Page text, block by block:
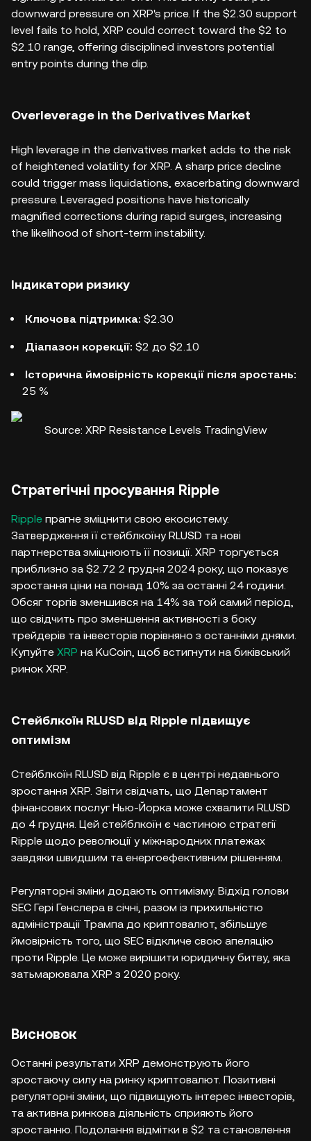
downward pressure on XRP's price. If the $2.30 support
level fails to hold, XRP could correct toward the $2 to
$2.10 range, offering disciplined investors potential
entry points during the dip.
Overleverage in the Derivatives Market
High leverage in the derivatives market adds to the risk
of heightened volatility for XRP. A sharp price decline
could trigger mass liquidations, exacerbating downward
pressure. Leveraged positions have historically
magnified corrections during rapid surges, increasing
the likelihood of short-term instability.
Індикатори ризику
Ключова підтримка: $2.30
Діапазон корекції: $2 до $2.10
Історична ймовірність корекції після зростань:
25 %
Source: XRP Resistance Levels TradingView
Стратегічні просування Ripple
Ripple прагне зміцнити свою екосистему.
Затвердження її стейблкоїну RLUSD та нові
партнерства зміцнюють її позиції. XRP торгується
приблизно за $2.72 2 грудня 2024 року, що показує
зростання ціни на понад 10% за останні 24 години.
Обсяг торгів зменшився на 14% за той самий період,
що свідчить про зменшення активності з боку
трейдерів та інвесторів порівняно з останніми днями.
Купуйте XRP на KuCoin, щоб встигнути на биківський
ринок XRP.
Стейблкоїн RLUSD від Ripple підвищує
оптимізм
Стейблкоїн RLUSD від Ripple є в центрі недавнього
зростання XRP. Звіти свідчать, що Департамент
фінансових послуг Нью-Йорка може схвалити RLUSD
до 4 грудня. Цей стейблкоїн є частиною стратегії
Ripple щодо революції у міжнародних платежах
завдяки швидшим та енергоефективним рішенням.
Регуляторні зміни додають оптимізму. Відхід голови
SEC Гері Генслера в січні, разом із прихильністю
адміністрації Трампа до криптовалют, збільшує
ймовірність того, що SEC відкличе свою апеляцію
проти Ripple. Це може вирішити юридичну битву, яка
затьмарювала XRP з 2020 року.
Висновок
Останні результати XRP демонструють його
зростаючу силу на ринку криптовалют. Позитивні
регуляторні зміни, що підвищують інтерес інвесторів,
та активна ринкова діяльність сприяють його
зростанню. Подолання відмітки в $2 та становлення